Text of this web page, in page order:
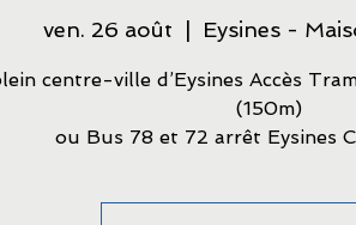
ven. 26 août Eysines -
centre-ville d’Eysines Accès
(150m)
ou Bus 78 et 72 arrêt Eysines